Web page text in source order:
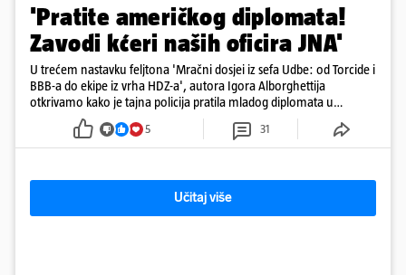
'Pratite američkog diplomata!
Zavodi kćeri naših oficira JNA'
U trećem nastavku feljtona 'Mračni dosjei iz sefa Udbe: od Torcide i
BBB-a do ekipe iz vrha HDZ-a', autora Igora Alborghettija
otkrivamo kako je tajna policija pratila mladog diplomata u
Beogradu...
5 31
Učitaj više